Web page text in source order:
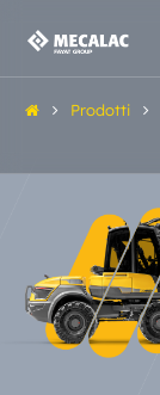
Prodotti